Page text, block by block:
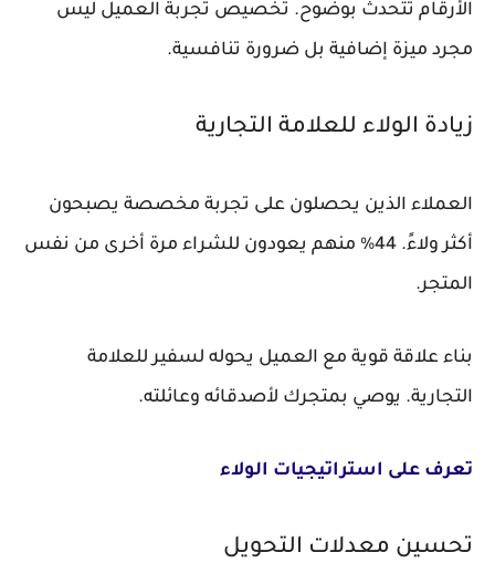
الأرقام تتحدث بوضوح. تخصيص تجربة العميل ليس
مجرد ميزة إضافية بل ضرورة تنافسية.
زيادة الولاء للعلامة التجارية
العملاء الذين يحصلون على تجربة مخصصة يصبحون
أكثر ولاءً. 44% منهم يعودون للشراء مرة أخرى من نفس
المتجر.
بناء علاقة قوية مع العميل يحوله لسفير للعلامة
التجارية. يوصي بمتجرك لأصدقائه وعائلته.
تعرف على استراتيجيات الولاء
تحسين معدلات التحويل